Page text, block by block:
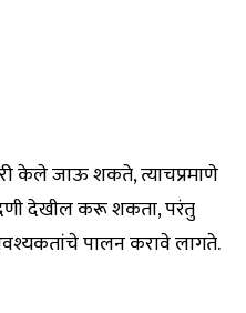
केले जाऊ शकते, त्याचप्रमाणे
देखील करू शकता, परंतु
पालन करावे लागते.